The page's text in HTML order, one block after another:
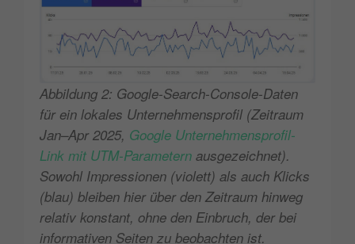
Abbildung 2: Google-Search-Console-Daten
für ein lokales Unternehmensprofil (Zeitraum
Jan–Apr 2025, Google Unternehmensprofil-
Link mit UTM-Parametern ausgezeichnet).
Sowohl Impressionen (violett) als auch Klicks
(blau) bleiben hier über den Zeitraum hinweg
relativ konstant, ohne den Einbruch, der bei
informativen Seiten zu beobachten ist.